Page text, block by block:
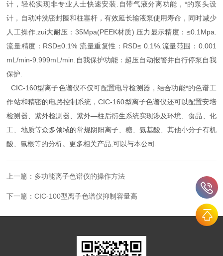
计，轻松实现非专业人士快速安装.自带气液分离功能，*的泵头设
计，自动冲洗密封圈和柱塞杆，有效延长输液泵使用寿命，同时减少
人工操作.zui大耐压：35Mpa(PEEK材质) 压力显示精度：≤0.1Mpa.
流量精度：RSD≤0.1% 流量重复性：RSD≤ 0.1%.流量范围：0.001
mL/min-9.999mL/min.自我保护功能：超压自动报警并自行停泵自我
保护.
CIC-160型离子色谱仪不仅可配置电导检测器，结合功能*的色谱工
作站和精密的电路控制系统，CIC-160型离子色谱仪还可以配置安培
检测器、紫外检测器、紫外—柱后衍生系统实现涉及环境、食品、化
工、地质等众多领域的常规阴阳离子、糖、氨基酸、其他小分子有机
酸、氰根等的分析。更多相关产品,可以与本公司.
上一篇： 多功能离子色谱仪的操作方法
下一篇：CIC-100型离子色谱仪抑制容量高